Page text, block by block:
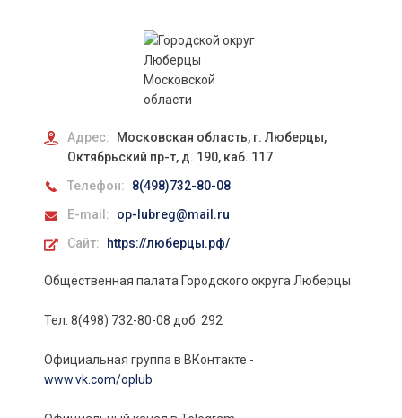
Адрес:
Московская область, г. Люберцы,
Октябрьский пр-т, д. 190, каб. 117
Телефон:
8(498)732-80-08
E-mail:
op-lubreg@mail.ru
Сайт:
https://люберцы.рф/
Общественная палата Городского округа Люберцы
Тел: 8(498) 732-80-08 доб. 292
Официальная группа в ВКонтакте -
www.vk.com/oplub